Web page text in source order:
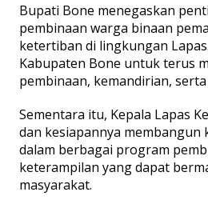
a
n
,
S
.
S
s
,
M
.
M
Bupati Bone menegaskan
pembinaan warga binaan
ketertiban di lingkungan
Kabupaten Bone untuk terus
pembinaan, kemandirian,
Sementara itu, Kepala Lapas
dan kesiapannya
dalam berbagai program
keterampilan yang dapat
masyarakat.